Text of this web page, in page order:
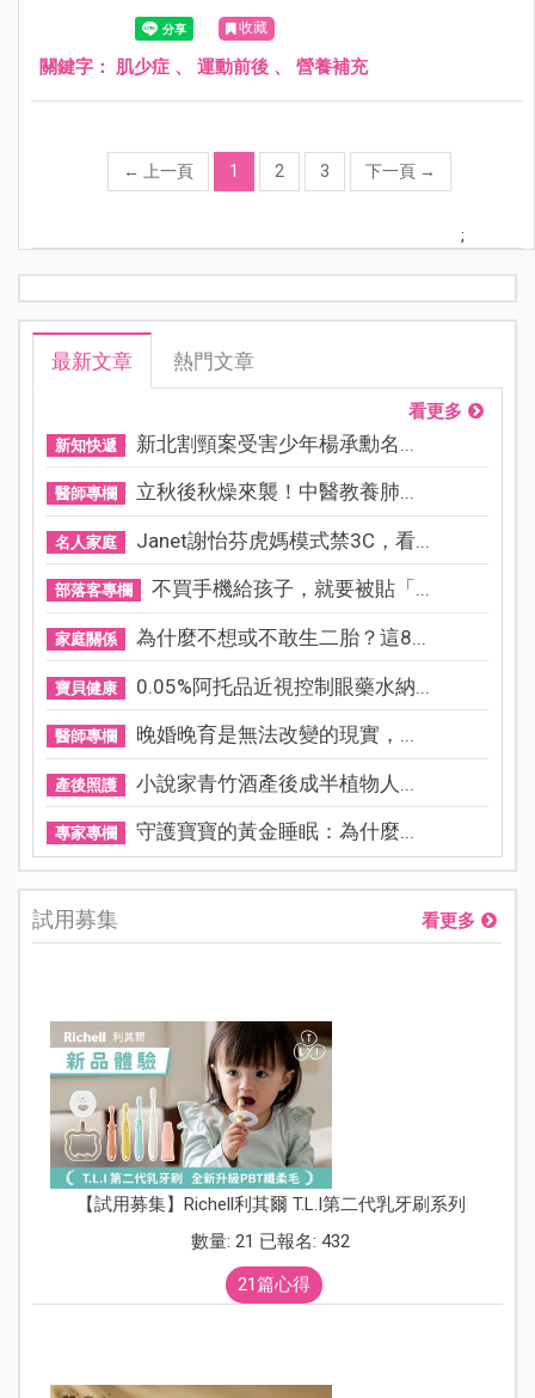
收藏
關鍵字： 肌少症 、 運動前後 、 營養補充
← 上一頁 1 2 3 下一頁 →
;
最新文章 熱門文章
看更多
新知快遞 新北割頸案受害少年楊承勳名...
醫師專欄 立秋後秋燥來襲！中醫教養肺...
名人家庭 Janet謝怡芬虎媽模式禁3C，看...
部落客專欄 不買手機給孩子，就要被貼「...
家庭關係 為什麼不想或不敢生二胎？這8...
寶貝健康 0.05%阿托品近視控制眼藥水納...
醫師專欄 晚婚晚育是無法改變的現實，...
產後照護 小說家青竹酒產後成半植物人...
專家專欄 守護寶寶的黃金睡眠：為什麼...
試用募集 看更多
【試用募集】Richell利其爾 T.L.I第二代乳牙刷系列
數量: 21 已報名: 432
21篇心得